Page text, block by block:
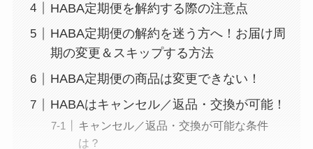
HABA定期便を解約する際の注意点
HABA定期便の解約を迷う方へ！お届け周
期の変更＆スキップする方法
HABA定期便の商品は変更できない！
HABAはキャンセル／返品・交換が可能！
キャンセル／返品・交換が可能な条件
は？